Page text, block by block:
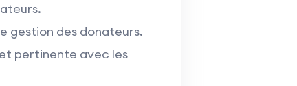
gestion des donateurs.
pertinente avec les